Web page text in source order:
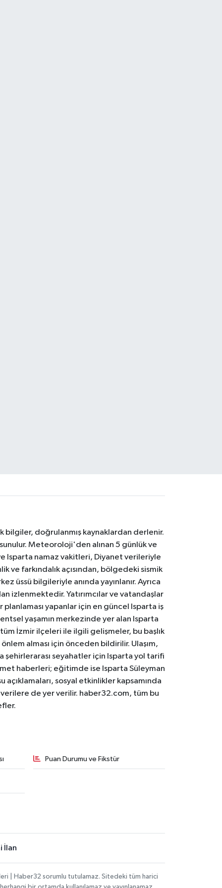
bilgiler, doğrulanmış kaynaklardan derlenir.
Meteoroloji'den alınan 5 günlük ve
Isparta namaz vakitleri, Diyanet verileriyle
ve farkındalık açısından, bölgedeki sismik
üssü bilgileriyle anında yayınlanır. Ayrıca
izlenmektedir. Yatırımcılar ve vatandaşlar
planlaması yapanlar için en güncel Isparta iş
yaşamın merkezinde yer alan Isparta
tüm İzmir ilçeleri ile ilgili gelişmeler, bu başlık
alması için önceden bildirilir. Ulaşım,
şehirlerarası seyahatler için Isparta yol tarifi
haberleri; eğitimde ise Isparta Süleyman
sosyal etkinlikler kapsamında
de yer verilir. haber32.com, tüm bu
Puan Durumu ve Fikstür
İlan
| Haber32 sorumlu tutulamaz. Sitedeki tüm harici